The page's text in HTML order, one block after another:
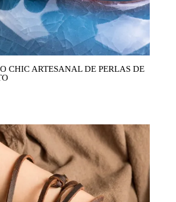
CHIC ARTESANAL DE PERLAS DE